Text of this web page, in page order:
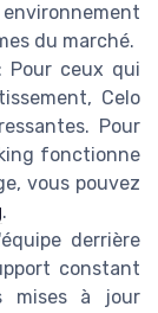
du marché.
: Pour ceux qui
Celo
Pour
fonctionne
vous pouvez
.
derrière
constant
mises à jour